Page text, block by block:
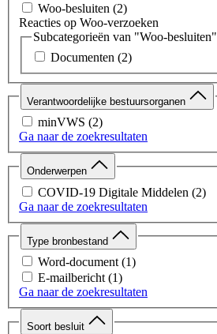
Woo-besluiten (2)
Reacties op Woo-verzoeken
Subcategorieën van "Woo-besluiten"
Documenten (2)
Verantwoordelijke bestuursorganen
minVWS (2)
Ga naar de zoekresultaten
Onderwerpen
COVID-19 Digitale Middelen (2)
Ga naar de zoekresultaten
Type bronbestand
Word-document (1)
E-mailbericht (1)
Ga naar de zoekresultaten
Soort besluit